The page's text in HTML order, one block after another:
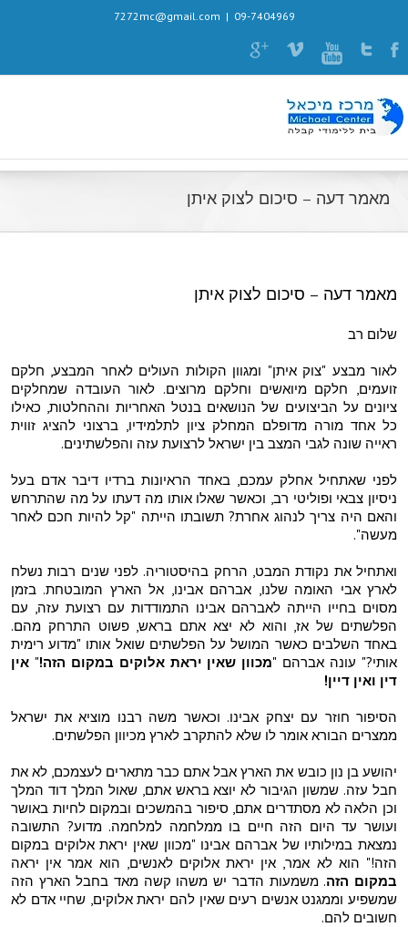
09-7404969
|
7272mc@gmail.com
מאמר דעה – סיכום לצוק איתן
מאמר דעה – סיכום לצוק איתן
שלום רב
לאור מבצע "צוק איתן" ומגוון הקולות העולים לאחר המבצע, חלקם
זועמים, חלקם מיואשים וחלקם מרוצים. לאור העובדה שמחלקים
ציונים על הביצועים של הנושאים בנטל האחריות וההחלטות, כאילו
כל אחד מורה מדופלם המחלק ציון לתלמידיו, ברצוני להציג זווית
ראייה שונה לגבי המצב בין ישראל לרצועת עזה והפלשתינים.
לפני שאתחיל אחלק עמכם, באחד הראיונות ברדיו דיבר אדם בעל
ניסיון צבאי ופוליטי רב, וכאשר שאלו אותו מה דעתו על מה שהתרחש
והאם היה צריך לנהוג אחרת? תשובתו הייתה "קל להיות חכם לאחר
מעשה".
ואתחיל את נקודת המבט, הרחק בהיסטוריה. לפני שנים רבות נשלח
לארץ אבי האומה שלנו, אברהם אבינו, אל הארץ המובטחת. בזמן
מסוים בחייו הייתה לאברהם אבינו התמודדות עם רצועת עזה, עם
הפלשתים של אז, והוא לא יצא אתם בראש, פשוט התרחק מהם.
באחד השלבים כאשר המושל על הפלשתים שואל אותו "מדוע רימית
אותי?" עונה אברהם "מכוון שאין יראת אלוקים במקום הזה!" אין
דין ואין דיין!
הסיפור חוזר עם יצחק אבינו. וכאשר משה רבנו מוציא את ישראל
ממצרים הבורא אומר לו שלא להתקרב לארץ מכיוון הפלשתים.
יהושע בן נון כובש את הארץ אבל אתם כבר מתארים לעצמכם, לא את
חבל עזה. שמשון הגיבור לא יוצא בראש אתם, שאול המלך דוד המלך
וכן הלאה לא מסתדרים אתם, סיפור בהמשכים ובמקום לחיות באושר
ועושר עד היום הזה חיים בו ממלחמה למלחמה. מדוע? התשובה
נמצאת במילותיו של אברהם אבינו "מכוון שאין יראת אלוקים במקום
הזה!" הוא לא אמר, אין יראת אלוקים לאנשים, הוא אמר אין יראה
במקום הזה. משמעות הדבר יש משהו קשה מאד בחבל הארץ הזה
שמשפיע וממגנט אנשים רעים שאין להם יראת אלוקים, שחיי אדם לא
חשובים להם.